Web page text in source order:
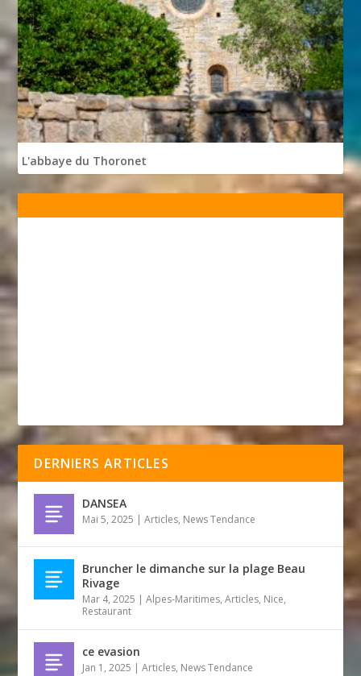
L'abbaye du Thoronet
DERNIERS ARTICLES
DANSEA
Mai 5, 2025 |Articles, News Tendance
Bruncher le dimanche sur la plage Beau
Rivage
Mar 4, 2025 |Alpes-Maritimes,Articles, Nice,
Restaurant
ce evasion
Jan 1, 2025 |Articles, News Tendance